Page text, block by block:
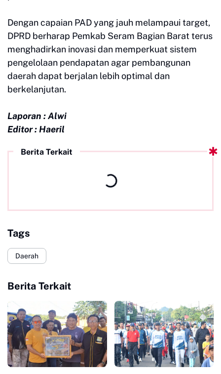
Dengan capaian PAD yang jauh melampaui target,
DPRD berharap Pemkab Seram Bagian Barat terus
menghadirkan inovasi dan memperkuat sistem
pengelolaan pendapatan agar pembangunan
daerah dapat berjalan lebih optimal dan
berkelanjutan.
Laporan : Alwi
Editor : Haeril
Berita Terkait
Tags
Daerah
Berita Terkait